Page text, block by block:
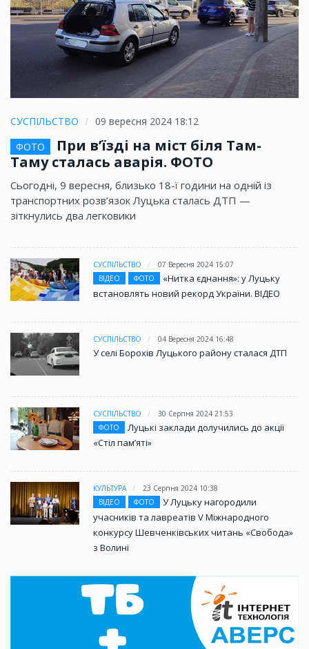
СУСПІЛЬСТВО
09 вересня 2024 18:12
ФОТО
При в’їзді на міст біля Там-
Таму сталась аварія. ФОТО
Сьогодні, 9 вересня, близько 18-ї години на одній із
транспортних розв’язок Луцька сталась ДТП —
зіткнулись два легковики
СУСПІЛЬСТВО
07 Вересня 2024 15:07
ВІДЕО
ФОТО
«Нитка єднання»: у Луцьку
встановлять новий рекорд України. ВІДЕО
СУСПІЛЬСТВО 04 Вересня 2024 16:48
У селі Борохів Луцького району сталася ДТП
СУСПІЛЬСТВО
30 Серпня 2024 21:53
ФОТО
Луцькі заклади долучились до акції
«Стіл памʼяті»
КУЛЬТУРА
23 Серпня 2024 10:38
ВІДЕО
ФОТО
У Луцьку нагородили
учасників та лавреатів V Міжнародного
конкурсу Шевченківських читань «Свобода»
з Волині